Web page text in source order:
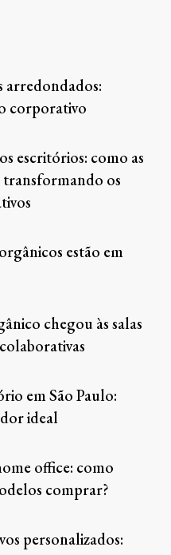
arredondados:
corporativo
escritórios: como as
transformando os
estão em
chegou às salas
em São Paulo:
ideal
office: como
comprar?
personalizados: